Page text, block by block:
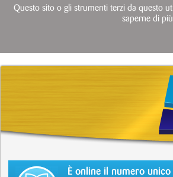
È online il numero unico
Questo sito o gli strumenti terzi da questo
saperne di